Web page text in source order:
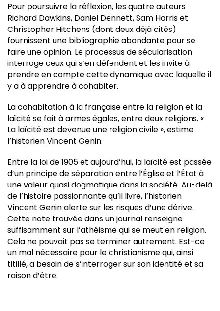
Pour poursuivre la réflexion, les quatre auteurs
Richard Dawkins, Daniel Dennett,Sam Harriset
Christopher Hitchens (dont deux déjà cités)
fournissent une bibliographie abondante pour se
faire une opinion. Le processus de sécularisation
interroge ceux qui s’en défendent et les invite à
prendre en compte cette dynamique avec laquelle il
y a à apprendre à cohabiter.
La cohabitation à la française entre la religion et la
laïcité se fait à armes égales, entre deux religions. «
La laïcité est devenue une religion civile », estime
l’historien Vincent Genin.
Entre la loi de 1905 et aujourd’hui, la laïcité est passée
d’un principe de séparation entre l’Église et l’État à
une valeur quasi dogmatique dans la société. Au-delà
de l’histoire passionnante qu’il livre, l’historien
Vincent Genin alerte sur les risques d’une dérive.
Cette note trouvée dans un journal renseigne
suffisamment sur l’athéisme qui se meut en religion.
Cela ne pouvait pas se terminer autrement. Est-ce
un mal nécessaire pour le christianisme qui, ainsi
titillé, a besoin de s’interroger sur son identité et sa
raison d’être.